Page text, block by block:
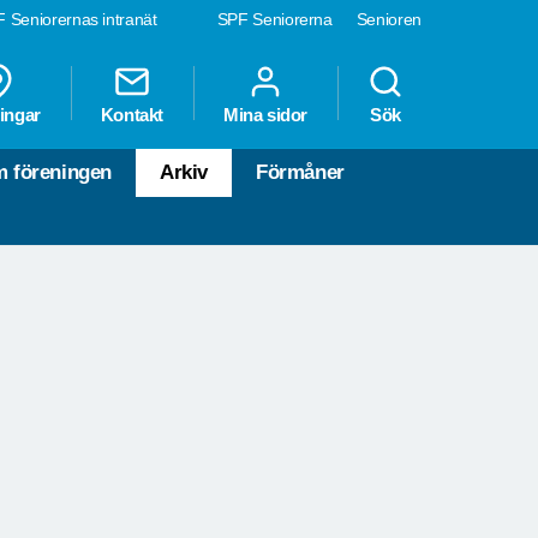
SPF Seniorerna Senioren
Seniorernas intranät
Kontakt Mina sidor Sök
föreningen Arkiv Förmåner